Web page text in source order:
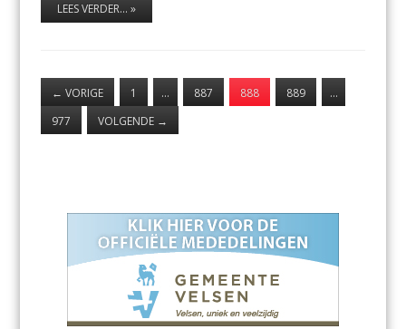
LEES VERDER... »
← VORIGE 1 … 887 888 889
…
977
VOLGENDE →